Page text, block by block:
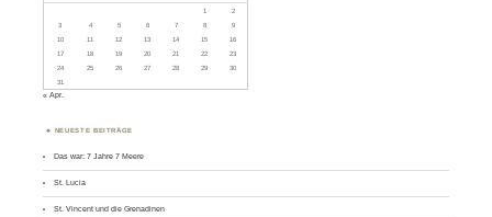
1
2
3
4 5 6 7 8
9
10
11 12 13 14 15
16
17
18 19 20 21 22
23
24
25 26 27 28 29
30
31
« Apr.
NEUESTE BEITRÄGE
Das war: 7 Jahre 7 Meere
St. Lucia
St. Vincent und die Grenadinen